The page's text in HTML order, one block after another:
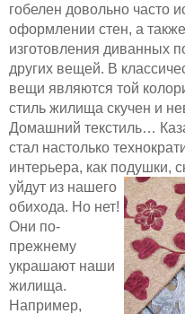
гобелен довольно часто
оформлении стен, а
изготовления диванных
других вещей. В
вещи являются той
стиль жилища скучен и
Домашний текстиль…
стал настолько
интерьера, как подушки,
уйдут из нашего
обихода. Но нет!
Они по-
прежнему
украшают наши
жилища.
Например,